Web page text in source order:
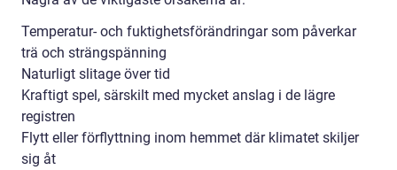
Temperatur- och fuktighetsförändringar som påverkar
trä och strängspänning
Naturligt slitage över tid
Kraftigt spel, särskilt med mycket anslag i de lägre
registren
Flytt eller förflyttning inom hemmet där klimatet skiljer
sig åt